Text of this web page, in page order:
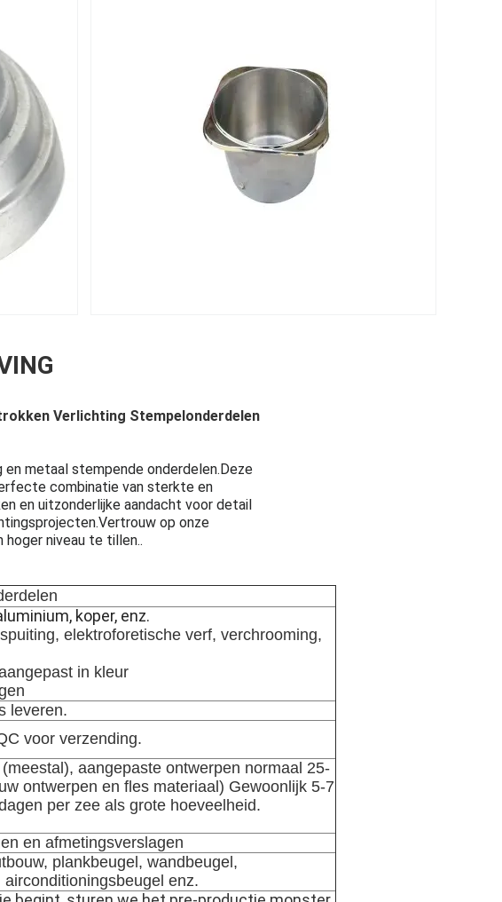
Verlichting Stempelonderdelen
metaal stempende onderdelen.Deze
combinatie van sterkte en
en uitzonderlijke aandacht voor detail
op onze
niveau te tillen..
koper, enz.
elektroforetische verf, verchrooming,
in kleur
leveren.
voor verzending.
aangepaste ontwerpen normaal 25-
ontwerpen en fles materiaal) Gewoonlijk 5-7
per zee als grote hoeveelheid.
en afmetingsverslagen
plankbeugel, wandbeugel,
enz.